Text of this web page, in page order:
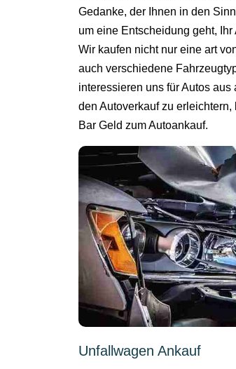
Gedanke, der Ihnen in den
um eine Entscheidung geht, Ihr
Wir kaufen nicht nur eine art
auch verschiedene
interessieren uns für Autos aus
den Autoverkauf zu erleichtern,
Bar Geld zum Autoankauf.
Unfallwagen Ankauf